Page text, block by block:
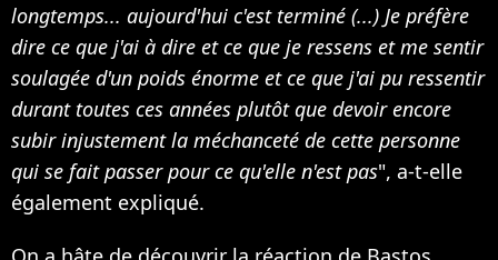
longtemps... aujourd'hui c'est terminé (...) Je préfère
dire ce que j'ai à dire et ce que je ressens et me sentir
soulagée d'un poids énorme et ce que j'ai pu ressentir
durant toutes ces années plutôt que devoir encore
subir injustement la méchanceté de cette personne
qui se fait passer pour ce qu'elle n'est pas", a-t-elle
également expliqué.